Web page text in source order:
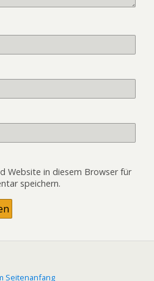
Website in diesem Browser für
speichern.
Seitenanfang